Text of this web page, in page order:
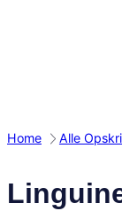
Home Alle